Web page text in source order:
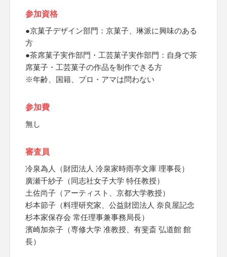
参加資格
●京菓子デザイン部門：京菓子、琳派に興味のある
方
●茶席菓子実作部門・工芸菓子実作部門：自身で茶
席菓子・工芸菓子の作品を制作できる方
※年齢、国籍、プロ・アマは問わない
参加費
無し
審査員
冷泉為人（財団法人 冷泉家時雨亭文庫 理事長）
廣瀬千紗子（同志社女子大学 特任教授）
土佐尚子（アーティスト、京都大学教授）
杉本節子（料理研究家、公益財団法人 奈良屋記念
杉本家保存会 常任理事兼事務局長）
濱崎加奈子（専修大学 准教授、有斐斎 弘道館 館
長）